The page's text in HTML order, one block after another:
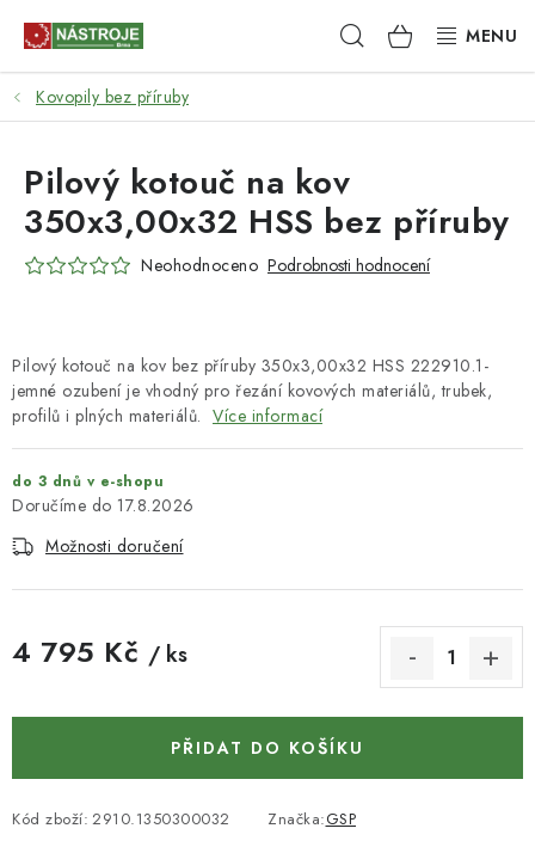
Hledat NÁKUPNÍ
KOŠÍK
NÁSTROJE
AKCE
BRUSIVO
RUČNÍ NÁŘADÍ, PŘÍPRAVKY
STROJE
KONTAKTY
STROJE DO DÍLNY
NÁSTROJE PRO STOLAŘE
NÁSTROJE PRO OPRACOVÁNÍ KOVU
Kovopily bez příruby
Pilový kotouč na kov bez příruby 350x3,00x32 HSS 222910.1-
jemné ozubení je vhodný pro řezání kovových materiálů, trubek,
profilů i plných materiálů. Více informací
do 3 dnů v e-shopu
17.8.2026
Možnosti doručení
4 795 Kč / ks
PŘIDAT DO KOŠÍKU
Kód zboží: 2910.1350300032 Značka:GSP
Pilový kotouč na kov
350x3,00x32 HSS bez příruby
Neohodnoceno Podrobnosti hodnocení